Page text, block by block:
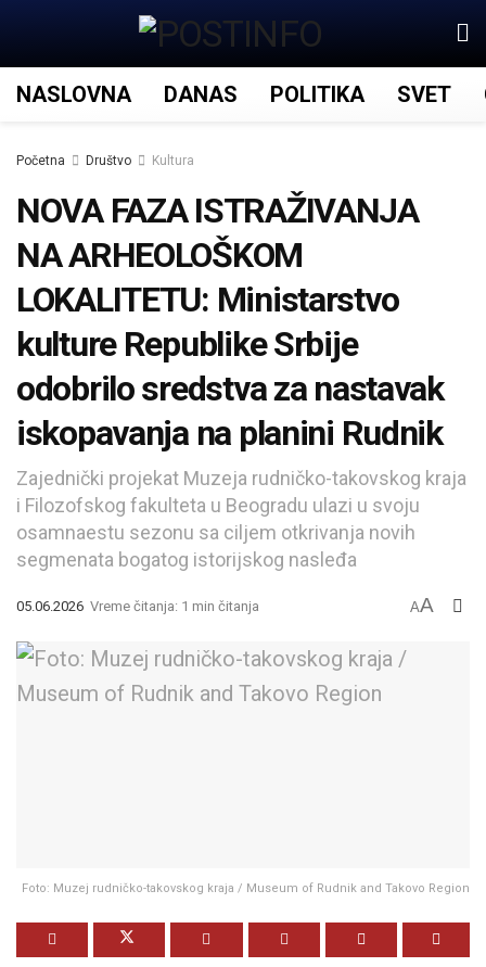
NASLOVNA DANAS POLITIKA SVET
Početna Društvo Kultura
NOVA FAZA ISTRAŽIVANJA
NA ARHEOLOŠKOM
LOKALITETU: Ministarstvo
kulture Republike Srbije
odobrilo sredstva za nastavak
iskopavanja na planini Rudnik
Zajednički projekat Muzeja rudničko-takovskog kraja
i Filozofskog fakulteta u Beogradu ulazi u svoju
osamnaestu sezonu sa ciljem otkrivanja novih
segmenata bogatog istorijskog nasleđa
05.06.2026 Vreme čitanja: 1 min čitanja AA
Foto: Muzej rudničko-takovskog kraja / Museum of Rudnik and Takovo Region